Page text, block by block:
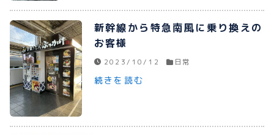
プライバシーポリシー
お問い合わせ
新幹線から特急南風に乗り換えの
お客様
2023/10/12 日常
続きを読む